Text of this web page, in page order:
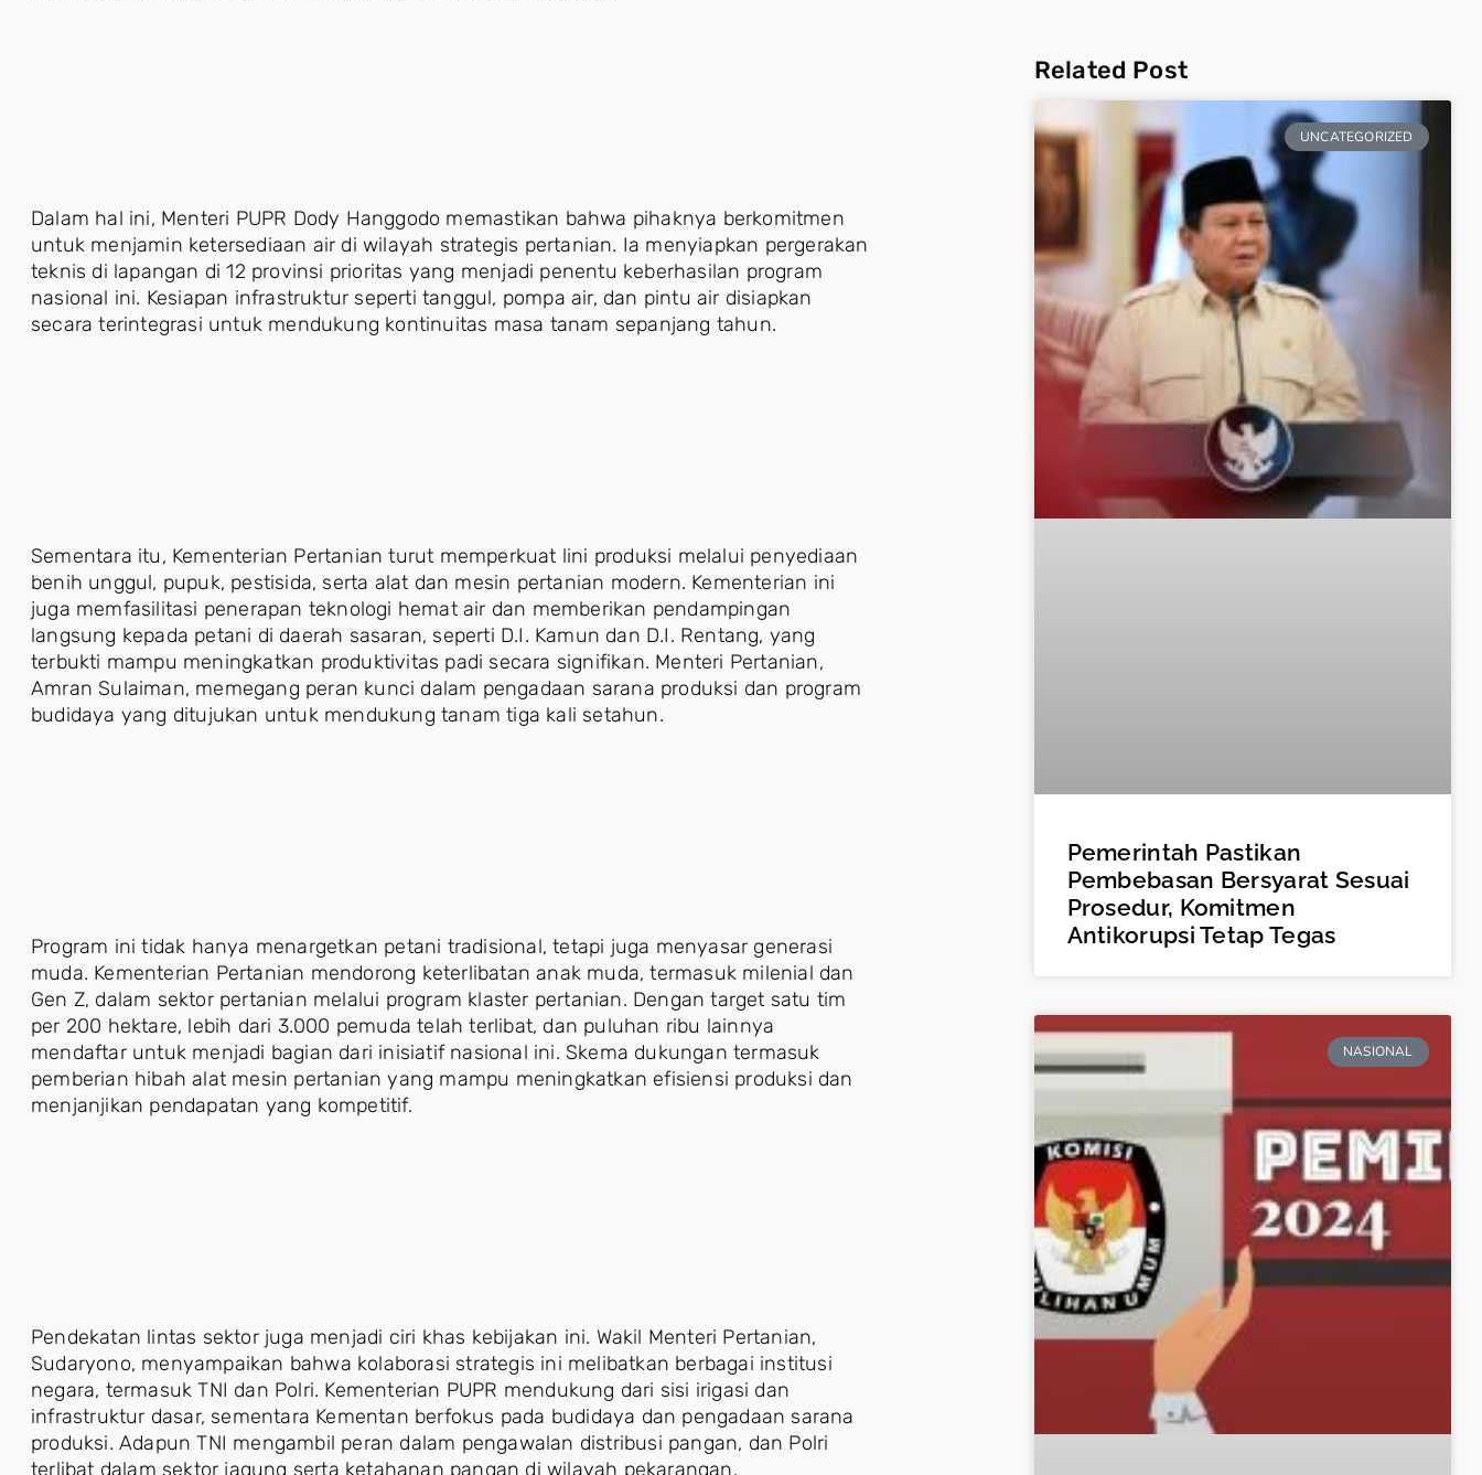
Dalam hal ini, Menteri PUPR Dody Hanggodo memastikan bahwa pihaknya berkomitmen
untuk menjamin ketersediaan air di wilayah strategis pertanian. Ia menyiapkan pergerakan
teknis di lapangan di 12 provinsi prioritas yang menjadi penentu keberhasilan program
nasional ini. Kesiapan infrastruktur seperti tanggul, pompa air, dan pintu air disiapkan
secara terintegrasi untuk mendukung kontinuitas masa tanam sepanjang tahun.
Sementara itu, Kementerian Pertanian turut memperkuat lini produksi melalui penyediaan
benih unggul, pupuk, pestisida, serta alat dan mesin pertanian modern. Kementerian ini
juga memfasilitasi penerapan teknologi hemat air dan memberikan pendampingan
langsung kepada petani di daerah sasaran, seperti D.I. Kamun dan D.I. Rentang, yang
terbukti mampu meningkatkan produktivitas padi secara signifikan. Menteri Pertanian,
Amran Sulaiman, memegang peran kunci dalam pengadaan sarana produksi dan program
budidaya yang ditujukan untuk mendukung tanam tiga kali setahun.
Program ini tidak hanya menargetkan petani tradisional, tetapi juga menyasar generasi
muda. Kementerian Pertanian mendorong keterlibatan anak muda, termasuk milenial dan
Gen Z, dalam sektor pertanian melalui program klaster pertanian. Dengan target satu tim
per 200 hektare, lebih dari 3.000 pemuda telah terlibat, dan puluhan ribu lainnya
mendaftar untuk menjadi bagian dari inisiatif nasional ini. Skema dukungan termasuk
pemberian hibah alat mesin pertanian yang mampu meningkatkan efisiensi produksi dan
menjanjikan pendapatan yang kompetitif.
Pendekatan lintas sektor juga menjadi ciri khas kebijakan ini. Wakil Menteri Pertanian,
Sudaryono, menyampaikan bahwa kolaborasi strategis ini melibatkan berbagai institusi
negara, termasuk TNI dan Polri. Kementerian PUPR mendukung dari sisi irigasi dan
infrastruktur dasar, sementara Kementan berfokus pada budidaya dan pengadaan sarana
produksi. Adapun TNI mengambil peran dalam pengawalan distribusi pangan, dan Polri
terlibat dalam sektor jagung serta ketahanan pangan di wilayah pekarangan.
Related Post
UNCATEGORIZED
Pemerintah Pastikan
Pembebasan Bersyarat Sesuai
Prosedur, Komitmen
Antikorupsi Tetap Tegas
NASIONAL